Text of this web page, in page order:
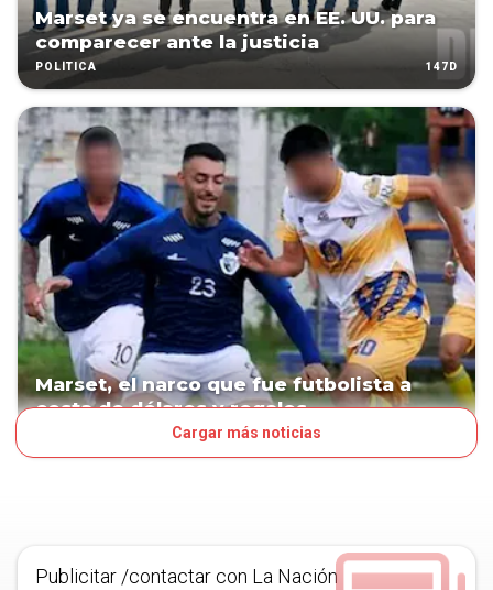
Marset ya se encuentra en EE. UU. para
comparecer ante la justicia
POLÍTICA 147D
Marset, el narco que fue futbolista a
costa de dólares y regalos
Cargar más noticias
Publicitar /contactar con La Nación